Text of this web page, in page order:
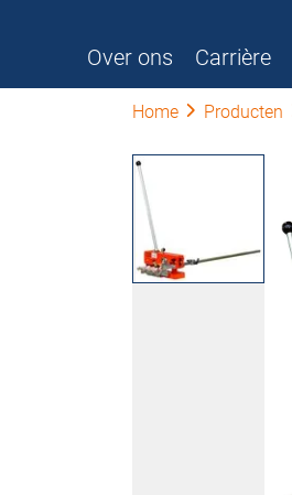
Over ons Carrière
Home Producten